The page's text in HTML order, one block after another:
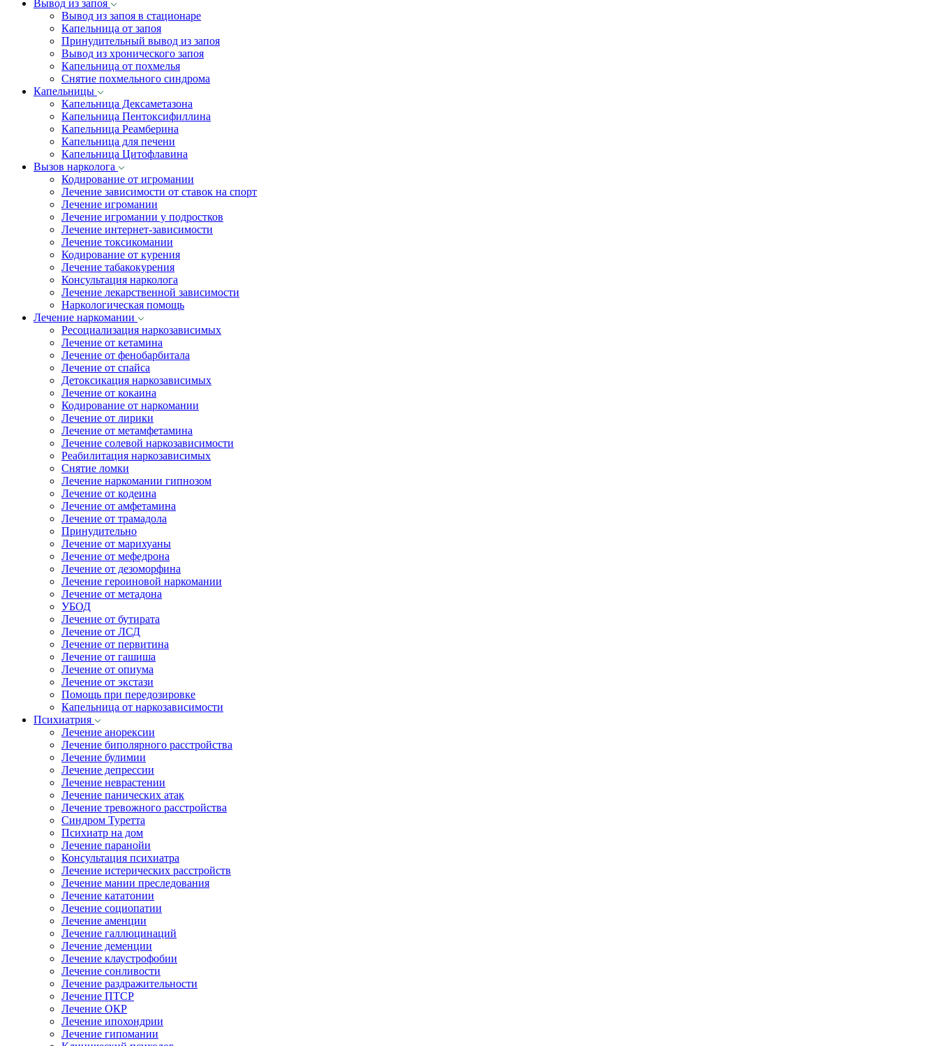
Вывод из запоя
Вывод из запоя в стационаре
Капельница от запоя
Принудительный вывод из запоя
Вывод из хронического запоя
Капельница от похмелья
Снятие похмельного синдрома
Капельницы
Капельница Дексаметазона
Капельница Пентоксифиллина
Капельница Реамберина
Капельница для печени
Капельница Цитофлавина
Вызов нарколога
Кодирование от игромании
Лечение зависимости от ставок на спорт
Лечение игромании
Лечение игромании у подростков
Лечение интернет-зависимости
Лечение токсикомании
Кодирование от курения
Лечение табакокурения
Консультация нарколога
Лечение лекарственной зависимости
Наркологическая помощь
Лечение наркомании
Ресоциализация наркозависимых
Лечение от кетамина
Лечение от фенобарбитала
Лечение от спайса
Детоксикация наркозависимых
Лечение от кокаина
Кодирование от наркомании
Лечение от лирики
Лечение от метамфетамина
Лечение солевой наркозависимости
Реабилитация наркозависимых
Снятие ломки
Лечение наркомании гипнозом
Лечение от кодеина
Лечение от амфетамина
Лечение от трамадола
Принудительно
Лечение от марихуаны
Лечение от мефедрона
Лечение от дезоморфина
Лечение героиновой наркомании
Лечение от метадона
УБОД
Лечение от бутирата
Лечение от ЛСД
Лечение от первитина
Лечение от гашиша
Лечение от опиума
Лечение от экстази
Помощь при передозировке
Капельница от наркозависимости
Психиатрия
Лечение анорексии
Лечение биполярного расстройства
Лечение булимии
Лечение депрессии
Лечение неврастении
Лечение панических атак
Лечение тревожного расстройства
Синдром Туретта
Психиатр на дом
Лечение паранойи
Консультация психиатра
Лечение истерических расстройств
Лечение мании преследования
Лечение кататонии
Лечение социопатии
Лечение аменции
Лечение галлюцинаций
Лечение деменции
Лечение клаустрофобии
Лечение сонливости
Лечение раздражительности
Лечение ПТСР
Лечение ОКР
Лечение ипохондрии
Лечение гипомании